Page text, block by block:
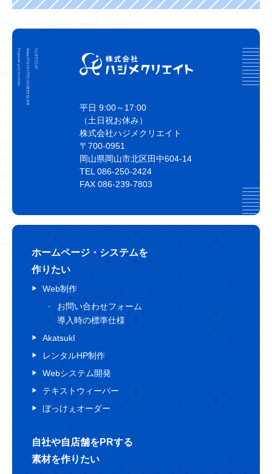
平日 9:00～17:00
（土日祝お休み）
株式会社ハジメクリエイト
〒700-0951
岡山県岡山市北区田中604-14
TEL 086-250-2424
FAX 086-239-7803
ホームページ・システムを
作りたい
Web制作
お問い合わせフォーム
導入時の標準仕様
AkatsukI
レンタルHP制作
Webシステム開発
テキストウィーバー
ぼっけぇオーダー
自社や自店舗をPRする
素材を作りたい
</figure>
<img src="https://hajimecreate.com/wp-content/uploads/2020/08/
alt="アバター" loading="lazy">
<p>tashima</p>
<p class="fz18 mt12 blue1 fw6">2021/09/08 (水)</p>
<p class="fz18 mt8 fw6 lh15 sfz16">もしお客様が聴覚障がい者だった
<a href="https://hajimecreate.com/labo/
</div>
<div class="topBlog-btn topBlog-btn--white">